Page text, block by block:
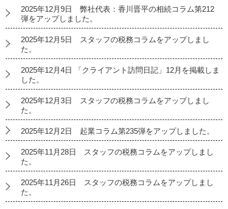
2025年12月9日 弊社代表：香川晋平の相続コラム第212
弾をアップしました。
2025年12月5日 スタッフの税務コラムをアップしまし
た。
2025年12月4日 「クライアント訪問日記」12月を掲載しま
した。
2025年12月3日 スタッフの税務コラムをアップしまし
た。
2025年12月2日 起業コラム第235弾をアップしました。
2025年11月28日 スタッフの税務コラムをアップしまし
た。
2025年11月26日 スタッフの税務コラムをアップしまし
た。